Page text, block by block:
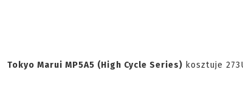
Tokyo Marui MP5A5 (High Cycle Series) kosztuje